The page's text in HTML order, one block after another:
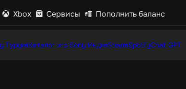
Xbox Сервисы Пополнить баланс
ТурцияКаталог игр Sony ИндияSteamSpotifyChat GPT